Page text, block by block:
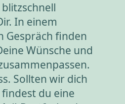
In einem
Gespräch finden
Wünsche und
Sollten wir dich
du eine